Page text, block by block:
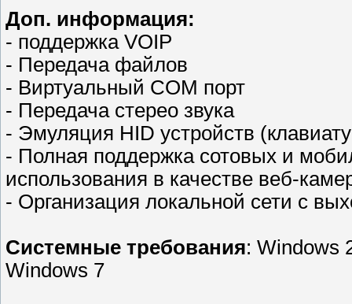
Доп. информация:
- поддержка VOIP
- Передача файлов
- Виртуальный COM порт
- Передача стерео звука
- Эмуляция HID устройств
- Полная поддержка сотовых и
использования в качестве веб-
- Организация локальной сети с
Системные требования: Windows
Windows 7